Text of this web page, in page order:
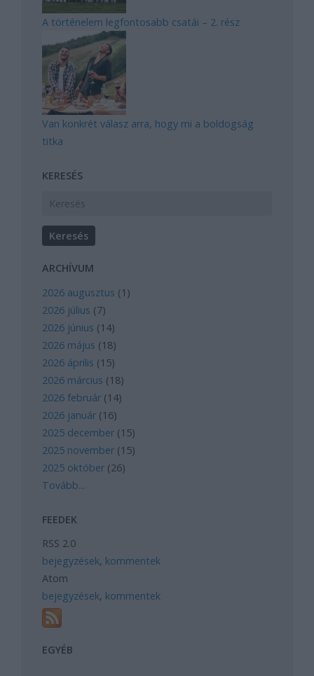
A történelem legfontosabb csatái – 2. rész
Van konkrét válasz arra, hogy mi a boldogság
titka
KERESÉS
ARCHÍVUM
2026 augusztus (1 )
2026 július (7)
2026 június (14)
2026 május (18)
2026 április (15)
2026 március (18)
2026 február (14)
2026 január (16)
2025 december (15)
2025 november (15)
2025 október (26)
Tovább...
FEEDEK
RSS 2.0
bejegyzések, kommentek
Atom
bejegyzések, kommentek
EGYÉB